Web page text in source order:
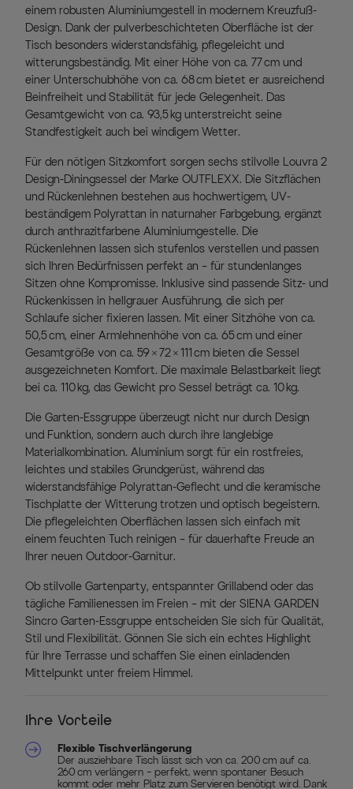
einem robusten Aluminiumgestell in modernem Kreuzfuß-
Design. Dank der pulverbeschichteten Oberfläche ist der
Tisch besonders widerstandsfähig, pflegeleicht und
witterungsbeständig. Mit einer Höhe von ca. 77 cm und
einer Unterschubhöhe von ca. 68 cm bietet er ausreichend
Beinfreiheit und Stabilität für jede Gelegenheit. Das
Gesamtgewicht von ca. 93,5 kg unterstreicht seine
Standfestigkeit auch bei windigem Wetter.
Für den nötigen Sitzkomfort sorgen sechs stilvolle Louvra 2
Design-Diningsessel der Marke OUTFLEXX. Die Sitzflächen
und Rückenlehnen bestehen aus hochwertigem, UV-
beständigem Polyrattan in naturnaher Farbgebung, ergänzt
durch anthrazitfarbene Aluminiumgestelle. Die
Rückenlehnen lassen sich stufenlos verstellen und passen
sich Ihren Bedürfnissen perfekt an – für stundenlanges
Sitzen ohne Kompromisse. Inklusive sind passende Sitz- und
Rückenkissen in hellgrauer Ausführung, die sich per
Schlaufe sicher fixieren lassen. Mit einer Sitzhöhe von ca.
50,5 cm, einer Armlehnenhöhe von ca. 65 cm und einer
Gesamtgröße von ca. 59 × 72 × 111 cm bieten die Sessel
ausgezeichneten Komfort. Die maximale Belastbarkeit liegt
bei ca. 110 kg, das Gewicht pro Sessel beträgt ca. 10 kg.
Die Garten-Essgruppe überzeugt nicht nur durch Design
und Funktion, sondern auch durch ihre langlebige
Materialkombination. Aluminium sorgt für ein rostfreies,
leichtes und stabiles Grundgerüst, während das
widerstandsfähige Polyrattan-Geflecht und die keramische
Tischplatte der Witterung trotzen und optisch begeistern.
Die pflegeleichten Oberflächen lassen sich einfach mit
einem feuchten Tuch reinigen – für dauerhafte Freude an
Ihrer neuen Outdoor-Garnitur.
Ob stilvolle Gartenparty, entspannter Grillabend oder das
tägliche Familienessen im Freien – mit der SIENA GARDEN
Sincro Garten-Essgruppe entscheiden Sie sich für Qualität,
Stil und Flexibilität. Gönnen Sie sich ein echtes Highlight
für Ihre Terrasse und schaffen Sie einen einladenden
Mittelpunkt unter freiem Himmel.
Ihre Vorteile
Flexible Tischverlängerung
Der ausziehbare Tisch lässt sich von ca. 200 cm auf ca.
260 cm verlängern – perfekt, wenn spontaner Besuch
kommt oder mehr Platz zum Servieren benötigt wird. Dank